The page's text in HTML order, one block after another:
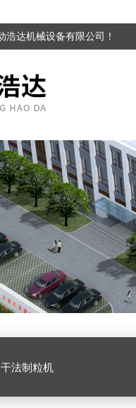
达机械设备有限公司！
干法制粒机